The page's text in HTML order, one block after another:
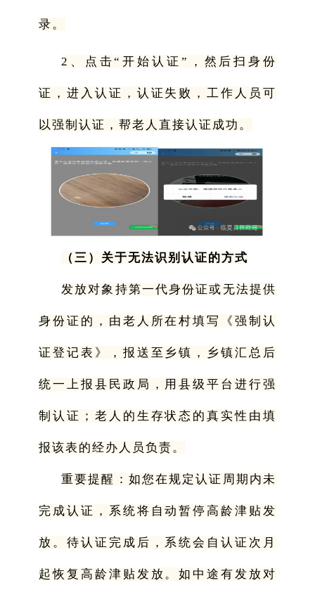
录。
2、点击“开始认证”，然后扫身份
证，进入认证，认证失败，工作人员可
以强制认证，帮老人直接认证成功。
（三）关于无法识别认证的方式
发放对象持第一代身份证或无法提供
身份证的，由老人所在村填写《强制认
证登记表》，报送至乡镇，乡镇汇总后
统一上报县民政局，用县级平台进行强
制认证；老人的生存状态的真实性由填
报该表的经办人员负责。
重要提醒：如您在规定认证周期内未
完成认证，系统将自动暂停高龄津贴发
放。待认证完成后，系统会自认证次月
起恢复高龄津贴发放。如中途有发放对